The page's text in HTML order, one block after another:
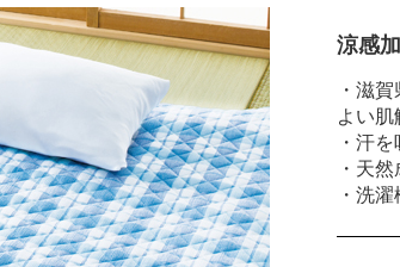
涼感
・滋
よい肌
・汗
・天
・洗